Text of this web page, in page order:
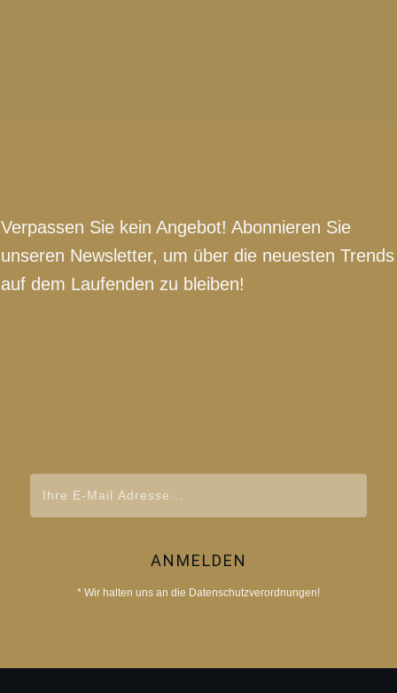
Verpassen Sie kein Angebot! Abonnieren Sie
unseren Newsletter, um über die neuesten Trends
auf dem Laufenden zu bleiben!
ANMELDEN
* Wir halten uns an die Datenschutzverordnungen!